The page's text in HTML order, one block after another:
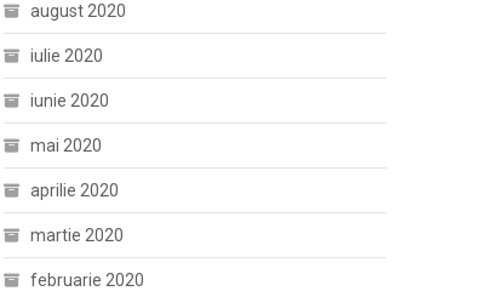
august 2020
iulie 2020
iunie 2020
mai 2020
aprilie 2020
martie 2020
februarie 2020